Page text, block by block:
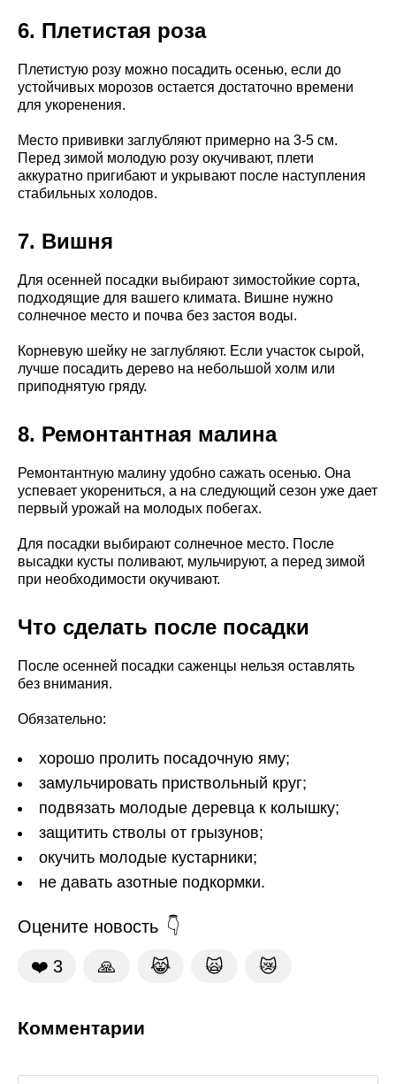
6. Плетистая роза
Плетистую розу можно посадить осенью, если до
устойчивых морозов остается достаточно времени
для укоренения.
Место прививки заглубляют примерно на 3-5 см.
Перед зимой молодую розу окучивают, плети
аккуратно пригибают и укрывают после наступления
стабильных холодов.
7. Вишня
Для осенней посадки выбирают зимостойкие сорта,
подходящие для вашего климата. Вишне нужно
солнечное место и почва без застоя воды.
Корневую шейку не заглубляют. Если участок сырой,
лучше посадить дерево на небольшой холм или
приподнятую гряду.
8. Ремонтантная малина
Ремонтантную малину удобно сажать осенью. Она
успевает укорениться, а на следующий сезон уже дает
первый урожай на молодых побегах.
Для посадки выбирают солнечное место. После
высадки кусты поливают, мульчируют, а перед зимой
при необходимости окучивают.
Что сделать после посадки
После осенней посадки саженцы нельзя оставлять
без внимания.
Обязательно:
хорошо пролить посадочную яму;
замульчировать приствольный круг;
подвязать молодые деревца к колышку;
защитить стволы от грызунов;
окучить молодые кустарники;
не давать азотные подкормки.
Оцените новость
❤️ 3 🙏 😹 🙀 😿
Комментарии